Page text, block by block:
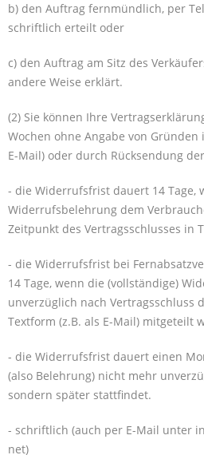
b) den Auftrag fernmündlich, per
schriftlich erteilt oder
c) den Auftrag am Sitz des
andere Weise erklärt.
(2) Sie können Ihre
Wochen ohne Angabe von Gründen
E-Mail) oder durch Rücksendung
- die Widerrufsfrist dauert 14 Tage,
Widerrufsbelehrung dem
Zeitpunkt des Vertragsschlusses in
- die Widerrufsfrist bei
14 Tage, wenn die (vollständige)
unverzüglich nach Vertragsschluss
Textform (z.B. als E-Mail) mitgeteilt
- die Widerrufsfrist dauert einen
(also Belehrung) nicht mehr
sondern später stattfindet.
- schriftlich (auch per E-Mail unter
net)